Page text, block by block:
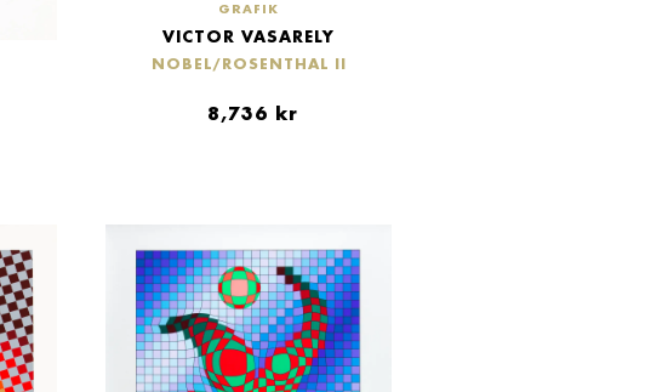
GRAFIK
VICTOR VASARELY
NOBEL/ROSENTHAL II
8,736 kr